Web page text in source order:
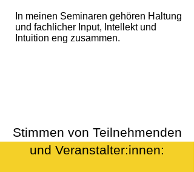
In meinen Seminaren gehören Haltung
und fachlicher Input, Intellekt und
Intuition eng zusammen.
Stimmen von Teilnehmenden
und Veranstalter:innen: